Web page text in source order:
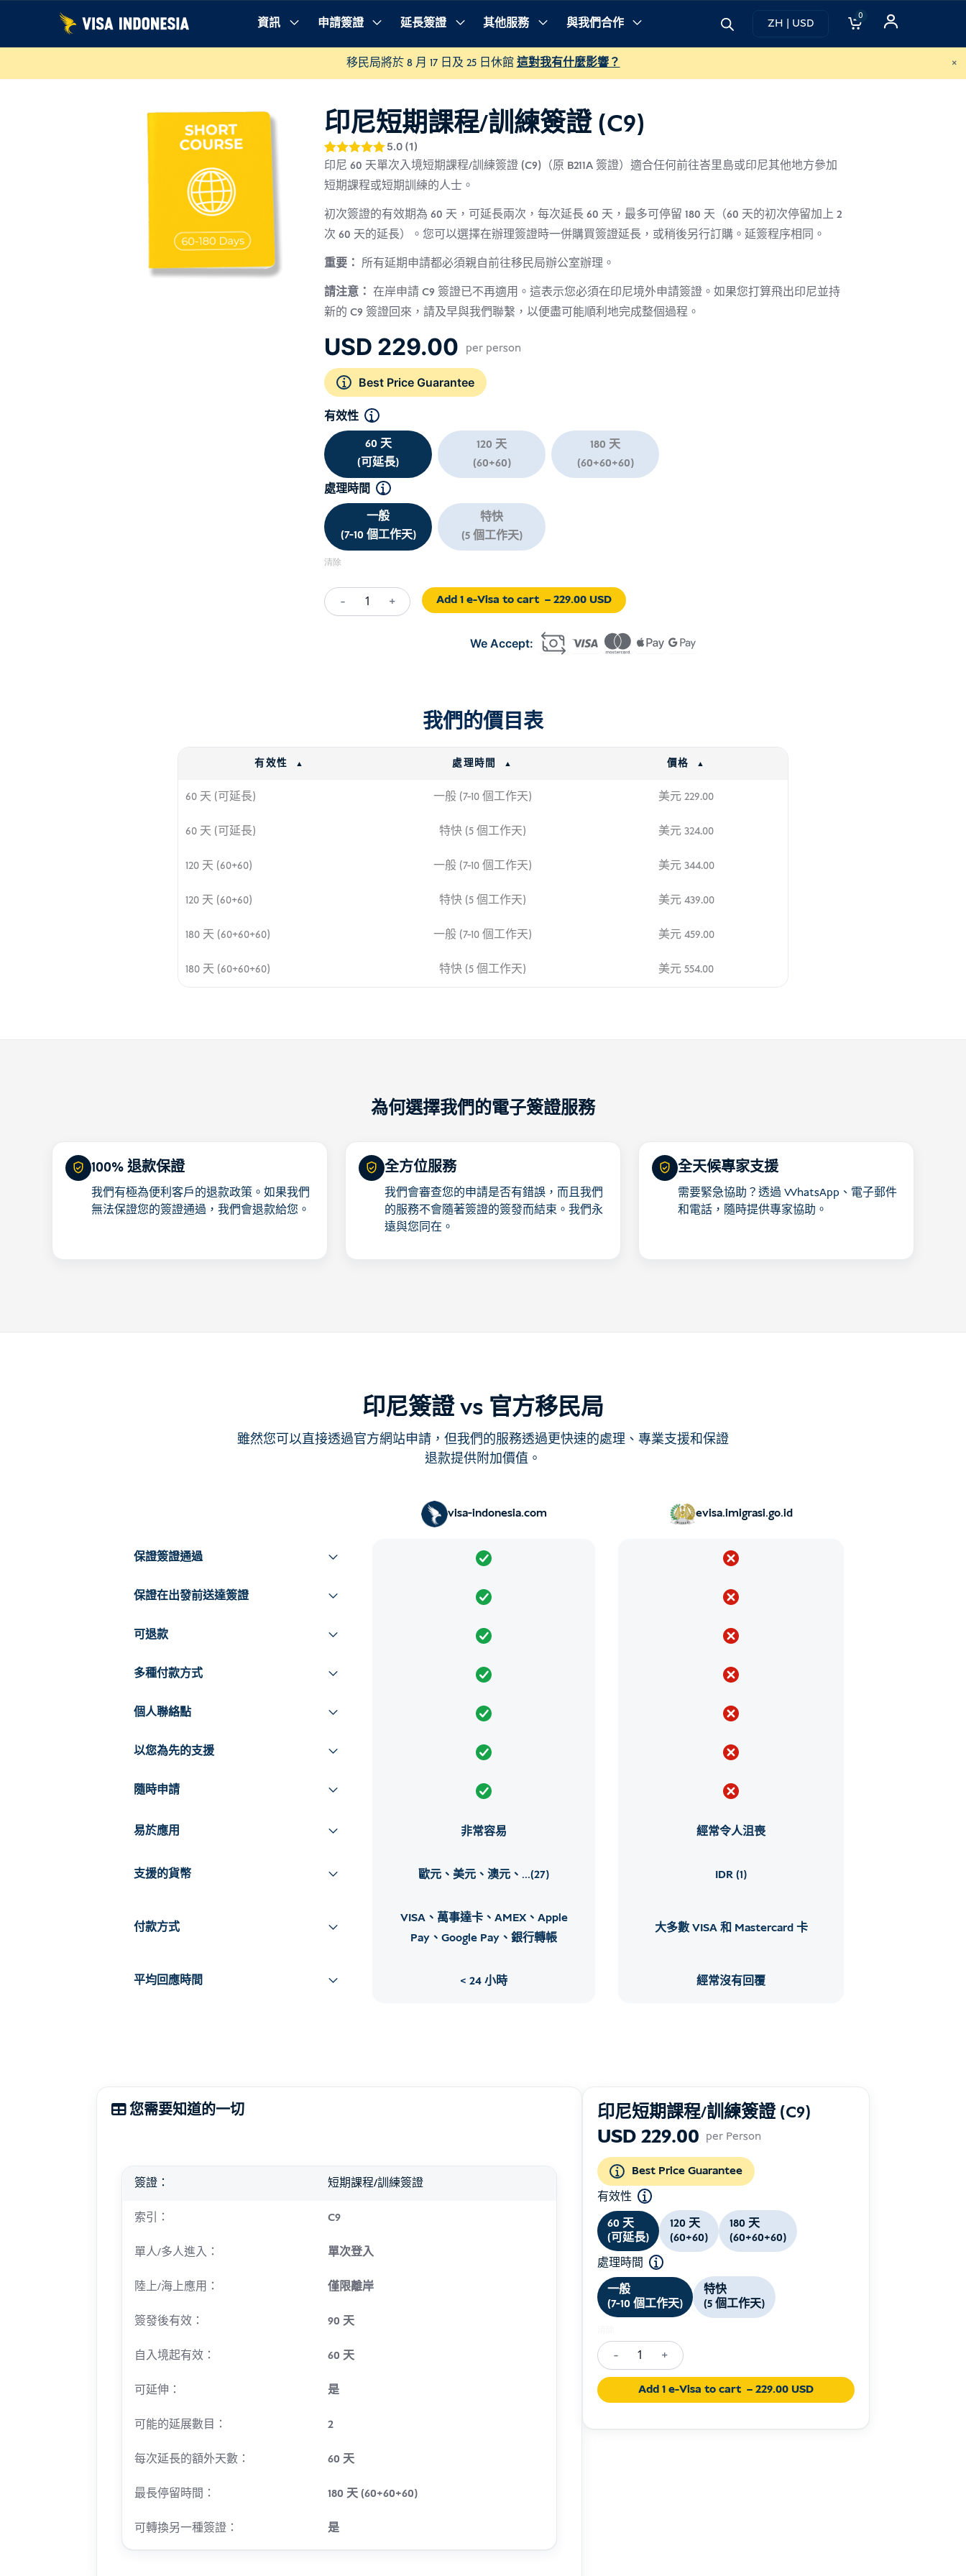
內
資訊 申請簽證 延長簽證 其他服務 與我們合作 ZH | USD
0
移民局將於 8 月 17 日及 25 日休館 這對我有什麼影響？ ×
為何選擇我們 您需要知道的一切 要求 程序 常見問題
印尼短期課程/訓練簽證 (C9)
評分5/ 5，
5
進行評分
5.0 (1)
印尼 60 天單次入境短期課程/訓練簽證 (C9)（原 B211A 簽證）適合任何前往峇里島或印尼其他地方參加
短期課程或短期訓練的人士。
初次簽證的有效期為 60 天，可延長兩次，每次延長 60 天，最多可停留 180 天（60 天的初次停留加上 2
次 60 天的延長）。您可以選擇在辦理簽證時一併購買簽證延長，或稍後另行訂購。延簽程序相同。
重要： 所有延期申請都必須親自前往移民局辦公室辦理。
請注意： 在岸申請 C9 簽證已不再適用。這表示您必須在印尼境外申請簽證。如果您打算飛出印尼並持
新的 C9 簽證回來，請及早與我們聯繫，以便盡可能順利地完成整個過程。
USD 229.00 per person
Best Price Guarantee
有效性
60 天
(可延長)
120 天
(60+60)
180 天
(60+60+60)
處理時間
一般
(7-10 個工作天)
特快
(5 個工作天)
清除
-
Short
+ Add 1 e-Visa to cart – 229.00 USD
我們的價目表
有效性 處理時間 價格
60 天 (可延長) 一般 (7-10 個工作天) 美元229.00
60 天 (可延長) 特快 (5 個工作天) 美元324.00
120 天 (60+60) 一般 (7-10 個工作天) 美元344.00
120 天 (60+60) 特快 (5 個工作天) 美元439.00
180 天 (60+60+60) 一般 (7-10 個工作天) 美元459.00
180 天 (60+60+60) 特快 (5 個工作天) 美元554.00
為何選擇我們的電子簽證服務
100% 退款保證
我們有極為便利客戶的退款政策。如果我們
無法保證您的簽證通過，我們會退款給您。
全方位服務
我們會審查您的申請是否有錯誤，而且我們
的服務不會隨著簽證的簽發而結束。我們永
遠與您同在。
全天候專家支援
需要緊急協助？透過 WhatsApp、電子郵件
和電話，隨時提供專家協助。
印尼簽證 vs 官方移民局
雖然您可以直接透過官方網站申請，但我們的服務透過更快速的處理、專業支援和保證
退款提供附加價值。
visa-indonesia.com evisa.imigrasi.go.id
保證簽證通過
保證在出發前送達簽證
可退款
多種付款方式
個人聯絡點
以您為先的支援
隨時申請
易於應用 非常容易 經常令人沮喪
支援的貨幣 歐元、美元、澳元、...(27) IDR (1)
付款方式
VISA、萬事達卡、AMEX、Apple
Pay、Google Pay、銀行轉帳
大多數 VISA 和 Mastercard 卡
平均回應時間 24 小時 經常沒有回覆
您需要知道的一切
簽證： 短期課程/訓練簽證
索引： C9
單人/多人進入： 單次登入
陸上/海上應用： 僅限離岸
簽發後有效： 90 天
自入境起有效： 60 天
可延伸： 是
可能的延展數目： 2
每次延長的額外天數： 60 天
最長停留時間： 180 天 (60+60+60)
可轉換另一種簽證： 是
印尼短期課程/訓練簽證 (C9)
USD229.00 per Person
Best Price Guarantee
有效性
60 天
(可延長)
120 天
(60+60)
180 天
(60+60+60)
處理時間
一般
(7-10 個工作天)
特快
(5 個工作天)
-
Short
Course/Training
Visa
+
Add 1 e-Visa to cart – 229.00 USD